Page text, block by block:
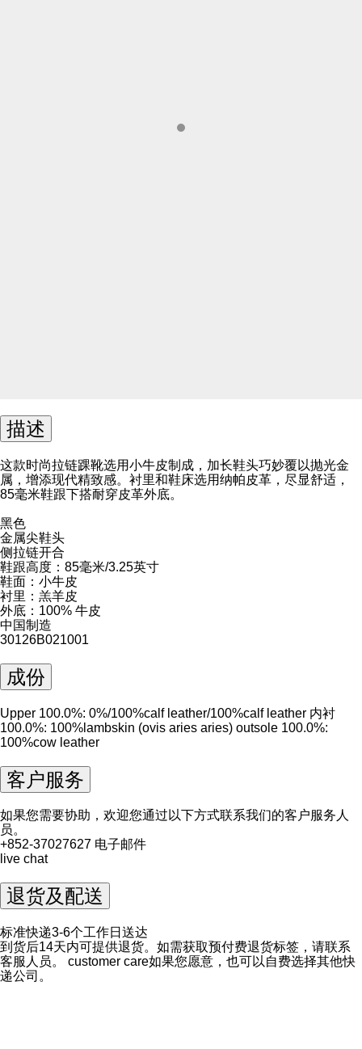
描述
这款时尚拉链踝靴选用小牛皮制成，加长鞋头巧妙覆以抛光金
属，增添现代精致感。衬里和鞋床选用纳帕皮革，尽显舒适，
85毫米鞋跟下搭耐穿皮革外底。
黑色
金属尖鞋头
侧拉链开合
鞋跟高度：85毫米/3.25英寸
鞋面：小牛皮
衬里：羔羊皮
外底：100% 牛皮
中国制造
30126B021001
成份
Upper 100.0%: 0%/100%calf leather/100%calf leather 内衬
100.0%: 100%lambskin (ovis aries aries) outsole 100.0%:
100%cow leather
客户服务
如果您需要协助，欢迎您通过以下方式联系我们的客户服务人
员。
+852-37027627 电子邮件
live chat
退货及配送
标准快递3-6个工作日送达
到货后14天内可提供退货。如需获取预付费退货标签，请联系
客服人员。 customer care如果您愿意，也可以自费选择其他快
递公司。